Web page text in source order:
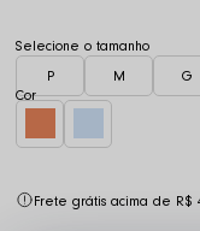
P M G
Frete grátis acima de R$